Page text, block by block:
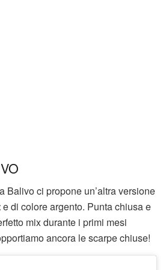
Balivo ci propone un’altra versione
e di colore argento. Punta chiusa e
mix durante i primi mesi
ancora le scarpe chiuse!